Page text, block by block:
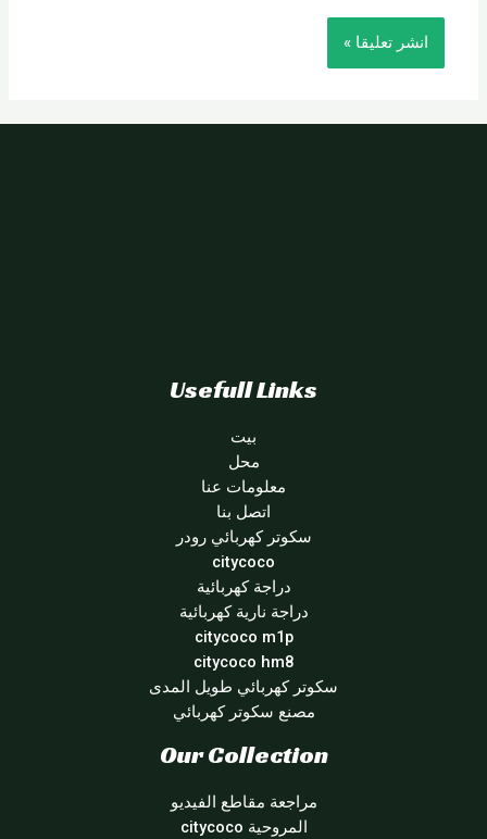
Usefull Links
بيت
محل
معلومات عنا
اتصل بنا
سكوتر كهربائي رودر
citycoco
دراجة كهربائية
دراجة نارية كهربائية
citycoco m1p
citycoco hm8
سكوتر كهربائي طويل المدى
مصنع سكوتر كهربائي
Our Collection
مراجعة مقاطع الفيديو
المروحية citycoco